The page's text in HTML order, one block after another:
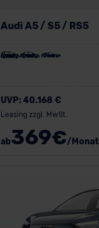
Audi A5 / S5 / RS5
UVP:40.168 €
Leasing zzgl. MwSt.
ab369€/Monat